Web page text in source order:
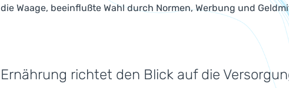
die Waage, beeinflußte Wahl durch Normen, Werbung und
Ernährung richtet den Blick auf die